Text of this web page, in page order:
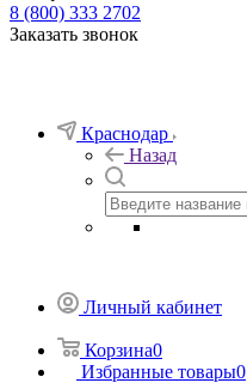
8 (800) 333 2702
Заказать звонок
Краснодар
Назад
Личный кабинет
Корзина0
Избранные товары0